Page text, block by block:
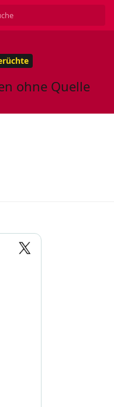
ohne Quelle